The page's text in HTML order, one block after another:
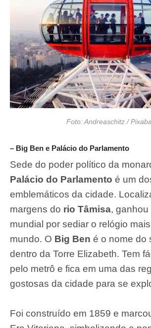
Foto: Andreaschitz /
– Big Ben e Palácio do Parlamento
Sede do poder político da
Palácio do Parlamento é um
emblemáticos da cidade.
margens do rio Tâmisa,
mundial por sediar o relógio
mundo. O Big Ben é o nome do
dentro da Torre Elizabeth. Tem
pelo metrô e fica em uma das
gostosas da cidade para se
Foi construído em 1859 e